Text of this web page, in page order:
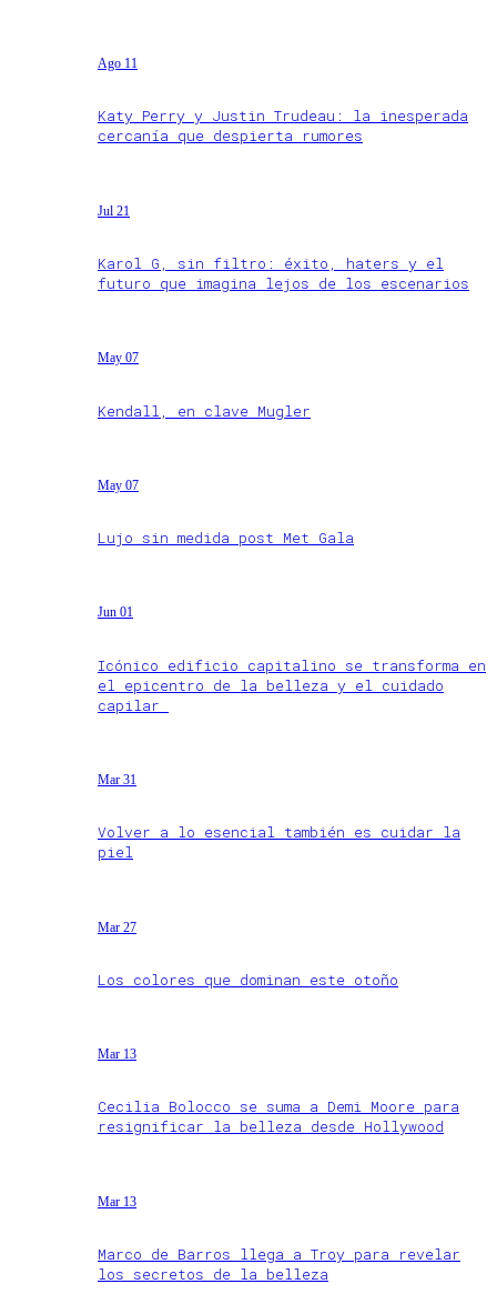
Ago 11
Katy Perry y Justin Trudeau: la inesperada
cercanía que despierta rumores
Jul 21
Karol G, sin filtro: éxito, haters y el
futuro que imagina lejos de los escenarios
May 07
Kendall, en clave Mugler
May 07
Lujo sin medida post Met Gala
Jun 01
Icónico edificio capitalino se transforma en
el epicentro de la belleza y el cuidado
capilar
Mar 31
Volver a lo esencial también es cuidar la
piel
Mar 27
Los colores que dominan este otoño
Mar 13
Cecilia Bolocco se suma a Demi Moore para
resignificar la belleza desde Hollywood
Mar 13
Marco de Barros llega a Troy para revelar
los secretos de la belleza